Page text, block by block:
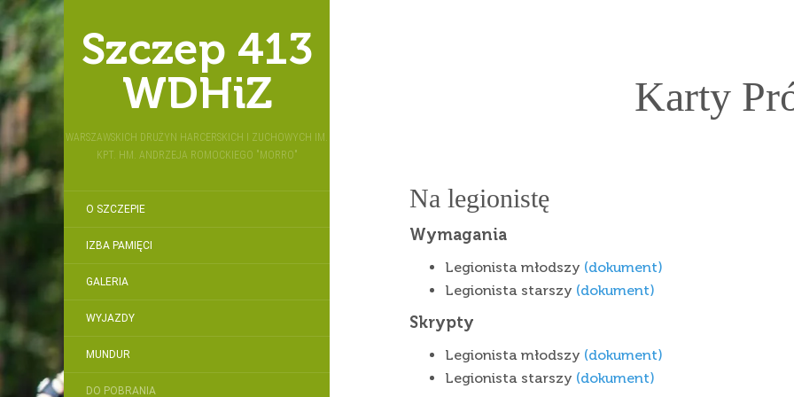
Szczep 413
WDHiZ
WARSZAWSKICH DRUŻYN HARCERSKICH I ZUCHOWYCH IM.
KPT. HM. ANDRZEJA ROMOCKIEGO "MORRO"
O SZCZEPIE
IZBA PAMIĘCI
GALERIA
WYJAZDY
MUNDUR
DO POBRANIA
Karty
Na legionistę
Wymagania
Legionista młodszy (dokument)
Legionista starszy (dokument)
Skrypty
Legionista młodszy (dokument)
Legionista starszy (dokument)